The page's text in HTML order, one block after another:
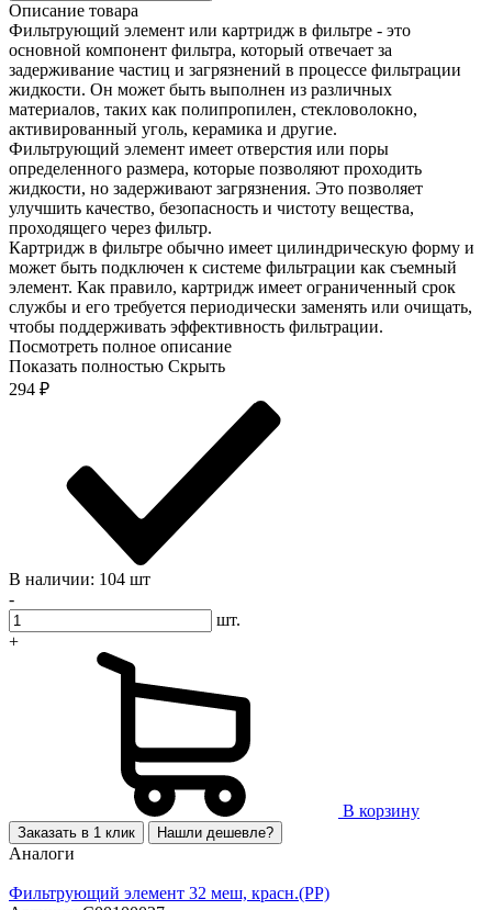
Описание товара
Фильтрующий элемент или картридж в фильтре - это
основной компонент фильтра, который отвечает за
задерживание частиц и загрязнений в процессе фильтрации
жидкости. Он может быть выполнен из различных
материалов, таких как полипропилен, стекловолокно,
активированный уголь, керамика и другие.
Фильтрующий элемент имеет отверстия или поры
определенного размера, которые позволяют проходить
жидкости, но задерживают загрязнения. Это позволяет
улучшить качество, безопасность и чистоту вещества,
проходящего через фильтр.
Картридж в фильтре обычно имеет цилиндрическую форму и
может быть подключен к системе фильтрации как съемный
элемент. Как правило, картридж имеет ограниченный срок
службы и его требуется периодически заменять или очищать,
чтобы поддерживать эффективность фильтрации.
Посмотреть полное описание
Показать полностью Скрыть
294 ₽
В наличии: 104 шт
-
шт.
+
В корзину
Заказать в 1 клик Нашли дешевле?
Аналоги
Фильтрующий элемент 32 меш, красн.(PP)